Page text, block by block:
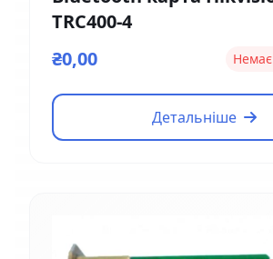
TRC400-4
₴0,00
Немає
Детальніше